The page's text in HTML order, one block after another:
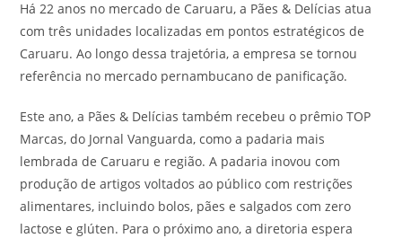
Há 22 anos no mercado de Caruaru, a Pães & Delícias atua
com três unidades localizadas em pontos estratégicos de
Caruaru. Ao longo dessa trajetória, a empresa se tornou
referência no mercado pernambucano de panificação.
Este ano, a Pães & Delícias também recebeu o prêmio TOP
Marcas, do Jornal Vanguarda, como a padaria mais
lembrada de Caruaru e região. A padaria inovou com
produção de artigos voltados ao público com restrições
alimentares, incluindo bolos, pães e salgados com zero
lactose e glúten. Para o próximo ano, a diretoria espera